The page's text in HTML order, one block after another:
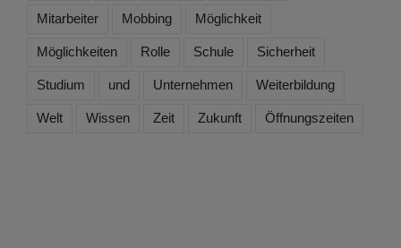
Mitarbeiter Mobbing Möglichkeit
Möglichkeiten Rolle Schule Sicherheit
Studium und Unternehmen Weiterbildung
Welt Wissen Zeit Zukunft Öffnungszeiten